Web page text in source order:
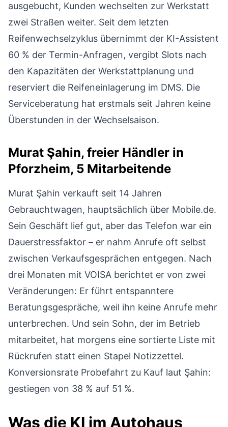
ausgebucht, Kunden wechselten zur Werkstatt
zwei Straßen weiter. Seit dem letzten
Reifenwechselzyklus übernimmt der KI-Assistent
60 % der Termin-Anfragen, vergibt Slots nach
den Kapazitäten der Werkstattplanung und
reserviert die Reifeneinlagerung im DMS. Die
Serviceberatung hat erstmals seit Jahren keine
Überstunden in der Wechselsaison.
Murat Şahin, freier Händler in
Pforzheim, 5 Mitarbeitende
Murat Şahin verkauft seit 14 Jahren
Gebrauchtwagen, hauptsächlich über Mobile.de.
Sein Geschäft lief gut, aber das Telefon war ein
Dauerstressfaktor – er nahm Anrufe oft selbst
zwischen Verkaufsgesprächen entgegen. Nach
drei Monaten mit VOISA berichtet er von zwei
Veränderungen: Er führt entspanntere
Beratungsgespräche, weil ihn keine Anrufe mehr
unterbrechen. Und sein Sohn, der im Betrieb
mitarbeitet, hat morgens eine sortierte Liste mit
Rückrufen statt einen Stapel Notizzettel.
Konversionsrate Probefahrt zu Kauf laut Şahin:
gestiegen von 38 % auf 51 %.
Was die KI im Autohaus